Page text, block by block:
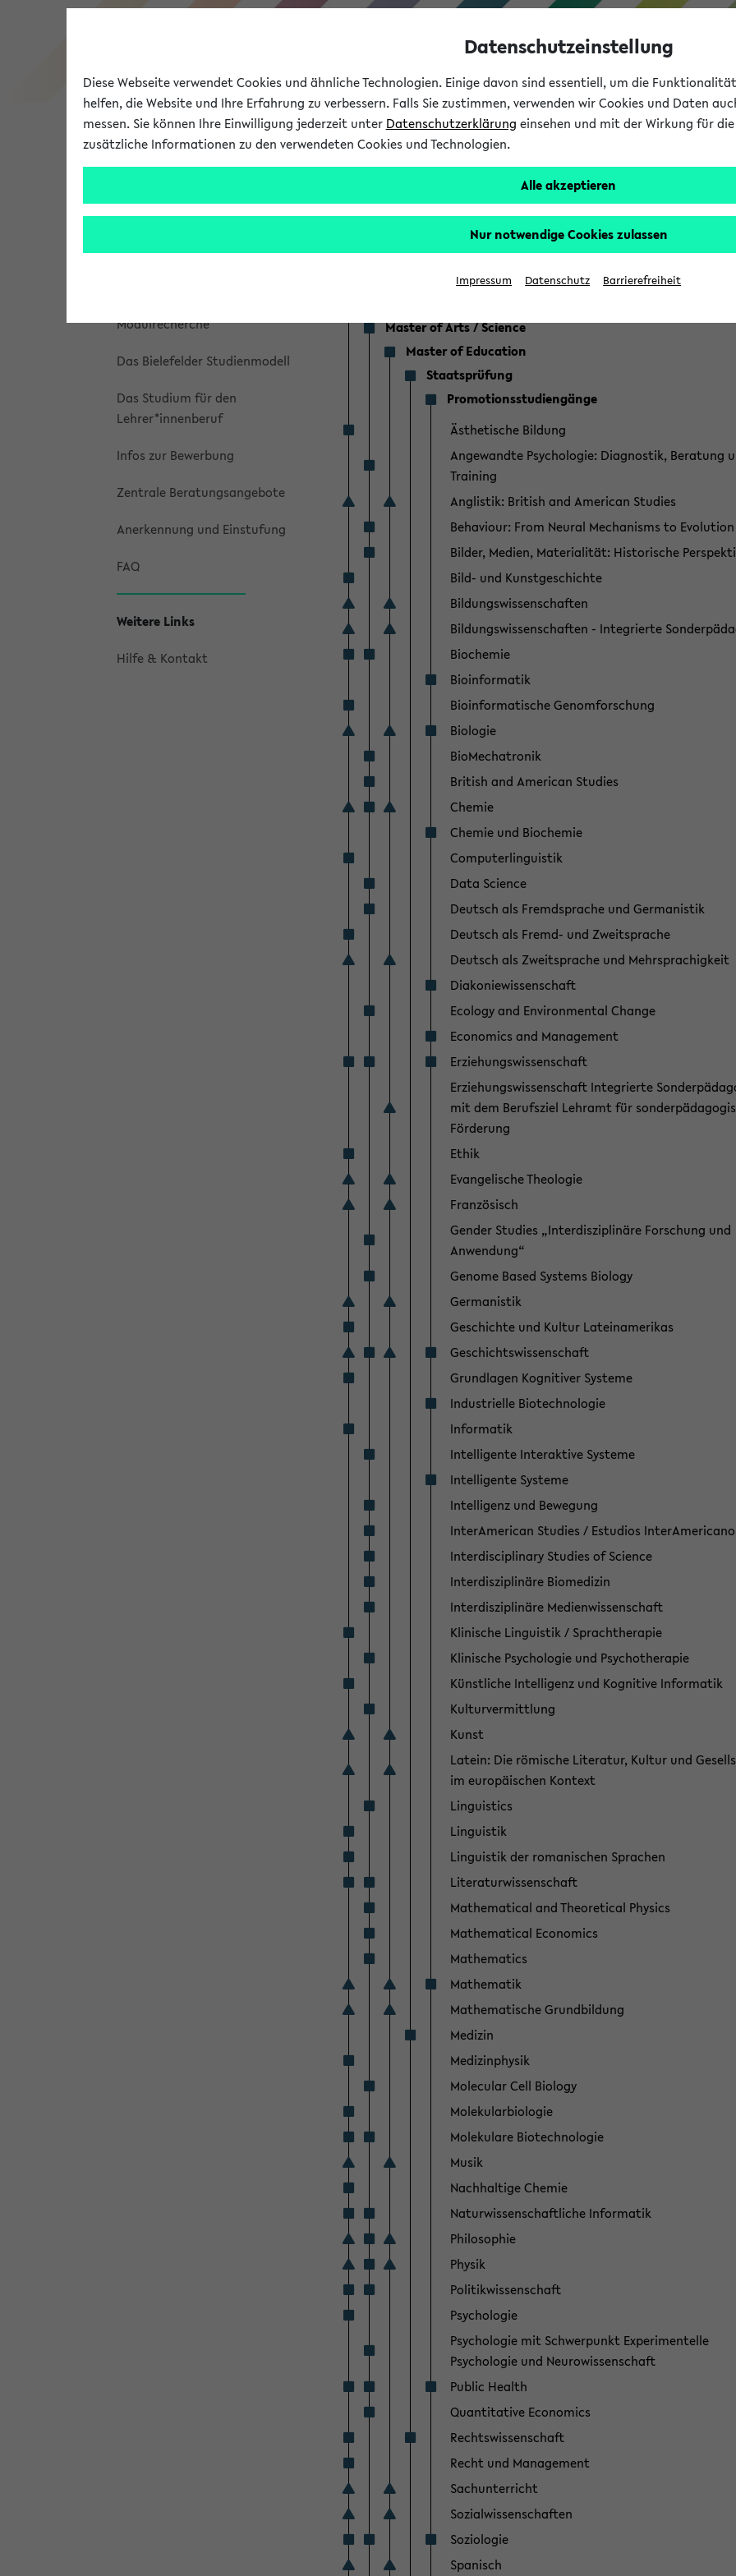
Universität Forschung Studium
Studienangebot
Meine Studieninformation
Modulrecherche
Das Bielefelder Studienmodell
Das Studium für den
Lehrer*innenberuf
Infos zur Bewerbung
Zentrale Beratungsangebote
Anerkennung und Einstufung
FAQ
Weitere Links
Hilfe & Kontakt
Unser Studienangebot
Master of Arts / Science
Master of Education
Staatsprüfung
Promotionsstudiengänge
Ästhetische Bildung
Angewandte Psychologie: Diagnostik, Beratung
Training
Anglistik: British and American Studies
Behaviour: From Neural Mechanisms to Evolution
Bilder, Medien, Materialität: Historische
Bild- und Kunstgeschichte
Bildungswissenschaften
Bildungswissenschaften - Integrierte
Biochemie
Bioinformatik
Bioinformatische Genomforschung
Biologie
BioMechatronik
British and American Studies
Chemie
Chemie und Biochemie
Computerlinguistik
Data Science
Deutsch als Fremdsprache und Germanistik
Deutsch als Fremd- und Zweitsprache
Deutsch als Zweitsprache und Mehrsprachigkeit
Diakoniewissenschaft
Ecology and Environmental Change
Economics and Management
Erziehungswissenschaft
Erziehungswissenschaft Integrierte
mit dem Berufsziel Lehramt für
Förderung
Ethik
Evangelische Theologie
Französisch
Gender Studies „Interdisziplinäre Forschung und
Anwendung“
Genome Based Systems Biology
Germanistik
Geschichte und Kultur Lateinamerikas
Geschichtswissenschaft
Grundlagen Kognitiver Systeme
Industrielle Biotechnologie
Informatik
Intelligente Interaktive Systeme
Intelligente Systeme
Intelligenz und Bewegung
InterAmerican Studies / Estudios
Interdisciplinary Studies of Science
Interdisziplinäre Biomedizin
Interdisziplinäre Medienwissenschaft
Klinische Linguistik / Sprachtherapie
Klinische Psychologie und Psychotherapie
Künstliche Intelligenz und Kognitive Informatik
Kulturvermittlung
Kunst
Latein: Die römische Literatur, Kultur und
im europäischen Kontext
Linguistics
Linguistik
Linguistik der romanischen Sprachen
Literaturwissenschaft
Mathematical and Theoretical Physics
Mathematical Economics
Mathematics
Mathematik
Mathematische Grundbildung
Medizin
Medizinphysik
Molecular Cell Biology
Molekularbiologie
Molekulare Biotechnologie
Musik
Nachhaltige Chemie
Naturwissenschaftliche Informatik
Philosophie
Physik
Politikwissenschaft
Psychologie
Psychologie mit Schwerpunkt Experimentelle
Psychologie und Neurowissenschaft
Public Health
Quantitative Economics
Rechtswissenschaft
Recht und Management
Sachunterricht
Sozialwissenschaften
Soziologie
Spanisch
Datenschutzeinstellung
Diese Webseite verwendet Cookies und ähnliche Technologien. Einige davon sind essentiell, um die
helfen, die Website und Ihre Erfahrung zu verbessern. Falls Sie zustimmen, verwenden wir Cookies und Daten
messen. Sie können Ihre Einwilligung jederzeit unter Datenschutzerklärung einsehen und mit der Wirkung für
zusätzliche Informationen zu den verwendeten Cookies und Technologien.
Alle akzeptieren
Nur notwendige Cookies zulassen
Impressum Datenschutz Barrierefreiheit